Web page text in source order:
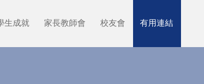
生成就 家長教師會 校友會 有用連結